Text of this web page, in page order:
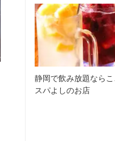
静岡で飲み放題なら
スパよしのお店